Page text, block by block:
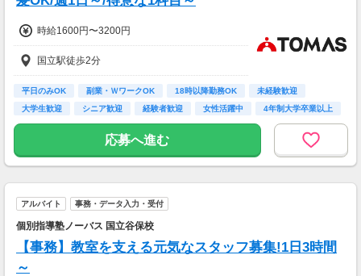
時給1600円〜3200円
国立駅徒歩2分
平日のみOK 副業・ＷワークOK 18時以降勤務OK
未経験歓迎
大学生歓迎
シニア歓迎 経験者歓迎 女性活躍中 4年制大学卒業以上
応募へ進む
アルバイト 事務・データ入力・受付
個別指導塾ノーバス 国立谷保校
【事務】教室を支える元気なスタッフ募集!1日3時間
～